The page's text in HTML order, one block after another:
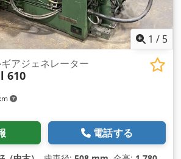
1 / 5
アジェネレーター
610
電話する